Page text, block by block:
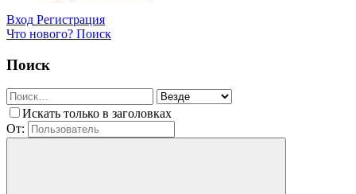
Вход Регистрация
Что нового? Поиск
Поиск
Искать только в заголовках
От: